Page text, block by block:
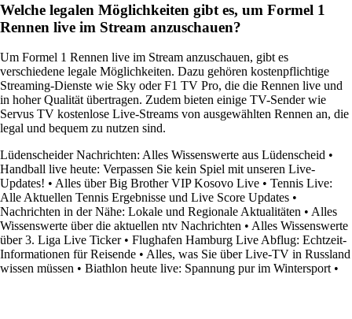
Welche legalen Möglichkeiten gibt es, um Formel 1
Rennen live im Stream anzuschauen?
Um Formel 1 Rennen live im Stream anzuschauen, gibt es
verschiedene legale Möglichkeiten. Dazu gehören kostenpflichtige
Streaming-Dienste wie Sky oder F1 TV Pro, die die Rennen live und
in hoher Qualität übertragen. Zudem bieten einige TV-Sender wie
Servus TV kostenlose Live-Streams von ausgewählten Rennen an, die
legal und bequem zu nutzen sind.
Lüdenscheider Nachrichten: Alles Wissenswerte aus Lüdenscheid •
Handball live heute: Verpassen Sie kein Spiel mit unseren Live-
Updates! • Alles über Big Brother VIP Kosovo Live • Tennis Live:
Alle Aktuellen Tennis Ergebnisse und Live Score Updates •
Nachrichten in der Nähe: Lokale und Regionale Aktualitäten • Alles
Wissenswerte über die aktuellen ntv Nachrichten • Alles Wissenswerte
über 3. Liga Live Ticker• Flughafen Hamburg Live Abflug: Echtzeit-
Informationen für Reisende • Alles, was Sie über Live-TV in Russland
wissen müssen • Biathlon heute live: Spannung pur im Wintersport •